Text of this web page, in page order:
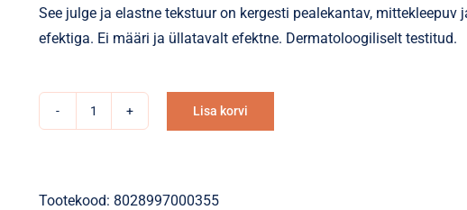
See julge ja elastne tekstuur on kergesti pealekantav,
efektiga. Ei määri ja üllatavalt efektne. Dermatoloogiliselt testitud.
3
Lisa korvi
Alternative:
Tootekood: 8028997000355